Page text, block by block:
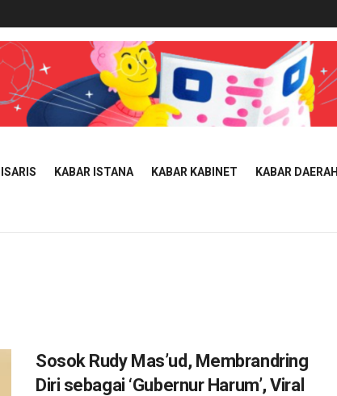
KABAR ISTANA KABAR KABINET KABAR DAERAH
Sosok Rudy Mas’ud, Membrandring
Diri sebagai ‘Gubernur Harum’, Viral